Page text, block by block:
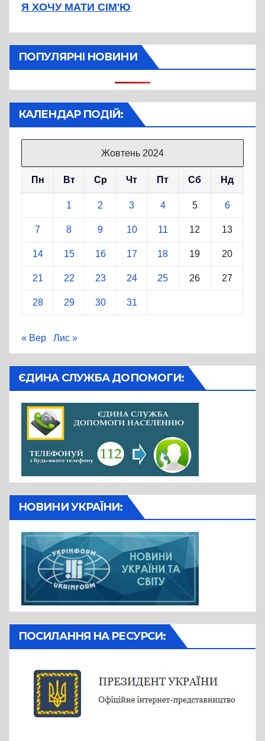
Я ХОЧУ МАТИ СІМ'Ю
ПОПУЛЯРНІ НОВИНИ
КАЛЕНДАР ПОДІЙ:
Жовтень 2024
Пн Вт Ср Чт Пт Сб Нд
1 2 3 4 5 6
7 8 9 10 11 12 13
14 15 16 17 18 19 20
21 22 23 24 25 26 27
28 29 30 31
« Вер Лис »
ЄДИНА СЛУЖБА ДОПОМОГИ:
НОВИНИ УКРАЇНИ:
ПОСИЛАННЯ НА РЕСУРСИ: